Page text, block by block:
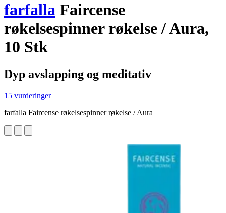
farfalla Faircense
røkelsespinner røkelse / Aura,
10 Stk
Dyp avslapping og meditativ
15 vurderinger
farfalla Faircense røkelsespinner røkelse / Aura